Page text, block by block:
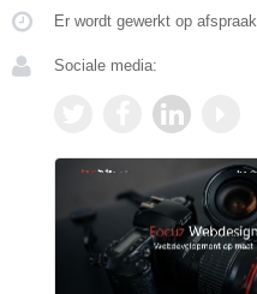
Er wordt gewerkt op afspraak.
Sociale media: